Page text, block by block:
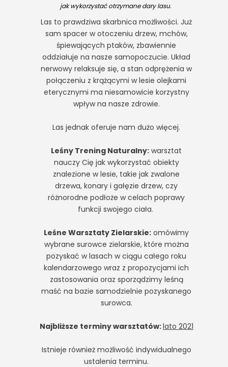
jak wykorzystać otrzymane dary lasu.
Las to prawdziwa skarbnica możliwości. Już
sam spacer w otoczeniu drzew, mchów,
śpiewających ptaków, zbawiennie
oddziałuje na nasze samopoczucie. Układ
nerwowy relaksuje się, a stan odprężenia w
połączeniu z krążącymi w lesie olejkami
eterycznymi ma niesamowicie korzystny
wpływ na nasze zdrowie.
Las jednak oferuje nam dużo więcej.
Leśny Trening Naturalny: warsztat
nauczy Cię jak wykorzystać obiekty
znalezione w lesie, takie jak zwalone
drzewa, konary i gałęzie drzew, czy
różnorodne podłoże w celach poprawy
funkcji swojego ciała.
Leśne Warsztaty Zielarskie: omówimy
wybrane surowce zielarskie, które można
pozyskać w lasach w ciągu całego roku
kalendarzowego wraz z propozycjami ich
zastosowania oraz sporządzimy leśną
maść na bazie samodzielnie pozyskanego
surowca.
Najbliższe terminy warsztatów:lato 2021
Istnieje również możliwość indywidualnego
ustalenia terminu.